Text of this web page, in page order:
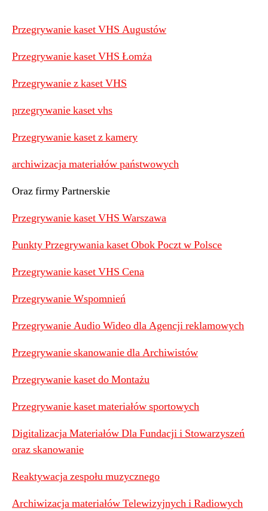
Przegrywanie kaset VHS Augustów
Przegrywanie kaset VHS Łomża
Przegrywanie z kaset VHS
przegrywanie kaset vhs
Przegrywanie kaset z kamery
archiwizacja materiałów państwowych
Oraz firmy Partnerskie
Przegrywanie kaset VHS Warszawa
Punkty Przegrywania kaset Obok Poczt w Polsce
Przegrywanie kaset VHS Cena
Przegrywanie Wspomnień
Przegrywanie Audio Wideo dla Agencji reklamowych
Przegrywanie skanowanie dla Archiwistów
Przegrywanie kaset do Montażu
Przegrywanie kaset materiałów sportowych
Digitalizacja Materiałów Dla Fundacji i Stowarzyszeń
oraz skanowanie
Reaktywacja zespołu muzycznego
Archiwizacja materiałów Telewizyjnych i Radiowych